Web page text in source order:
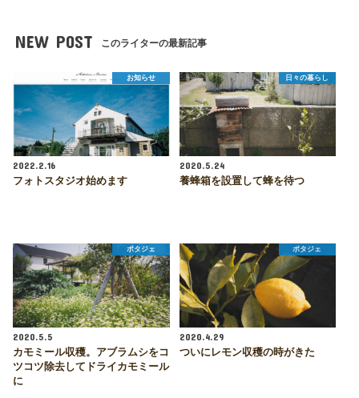
NEW POST このライターの最新記事
お知らせ
2022.2.16
フォトスタジオ始めます
日々の暮らし
2020.5.24
養蜂箱を設置して蜂を待つ
ポタジェ
2020.5.5
カモミール収穫。アブラムシをコ
ツコツ除去してドライカモミール
に
ポタジェ
2020.4.29
ついにレモン収穫の時がきた